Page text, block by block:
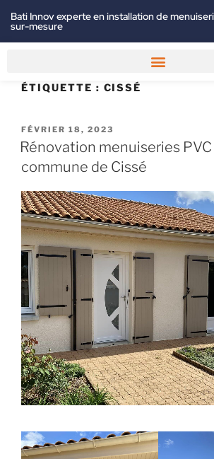
Bati Innov experte en installation de
sur-mesure
ÉTIQUETTE : CISSÉ
FÉVRIER 18, 2023
Rénovation menuiseries PVC
commune de Cissé